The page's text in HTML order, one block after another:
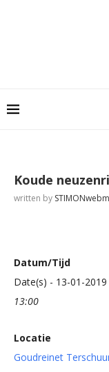
Koude
written by
Datum/Tijd
Date(s) - 13-01-2019
13:00
Locatie
Goudreinet